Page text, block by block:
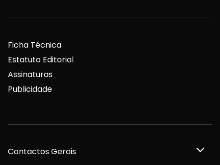
Ficha Técnica
Estatuto Editorial
Assinaturas
Publicidade
Contactos Gerais